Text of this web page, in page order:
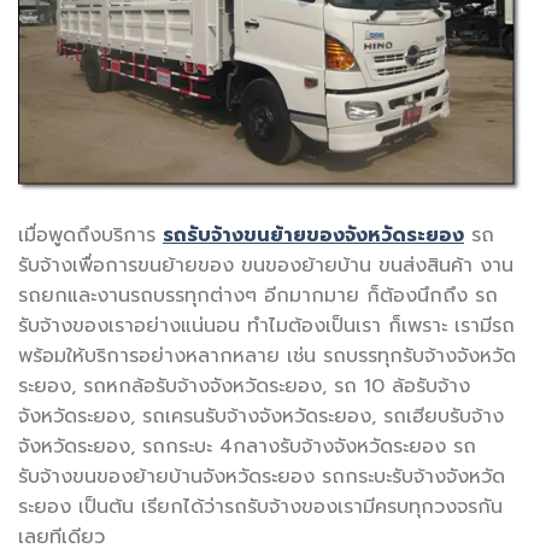
เมื่อพูดถึงบริการ รถรับจ้างขนย้ายของจังหวัดระยอง รถ
รับจ้างเพื่อการขนย้ายของ ขนของย้ายบ้าน ขนส่งสินค้า งาน
รถยกและงานรถบรรทุกต่างๆ อีกมากมาย ก็ต้องนึกถึง รถ
รับจ้างของเราอย่างแน่นอน ทำไมต้องเป็นเรา ก็เพราะ เรามีรถ
พร้อมให้บริการอย่างหลากหลาย เช่น รถบรรทุกรับจ้างจังหวัด
ระยอง, รถหกล้อรับจ้างจังหวัดระยอง, รถ 10 ล้อรับจ้าง
จังหวัดระยอง, รถเครนรับจ้างจังหวัดระยอง, รถเฮียบรับจ้าง
จังหวัดระยอง, รถกระบะ 4กลางรับจ้างจังหวัดระยอง รถ
รับจ้างขนของย้ายบ้านจังหวัดระยอง รถกระบะรับจ้างจังหวัด
ระยอง เป็นต้น เรียกได้ว่ารถรับจ้างของเรามีครบทุกวงจรกัน
เลยทีเดียว